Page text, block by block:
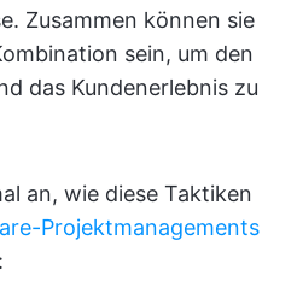
Zusammen können sie
sein, um den
das Kundenerlebnis zu
an, wie diese Taktiken
Projektmanagements